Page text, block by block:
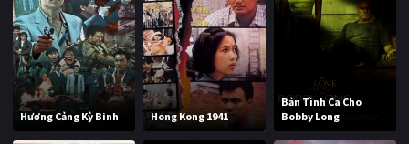
Hương Cảng Kỳ Binh Hong Kong 1941
Bản Tình Ca Cho
Bobby Long